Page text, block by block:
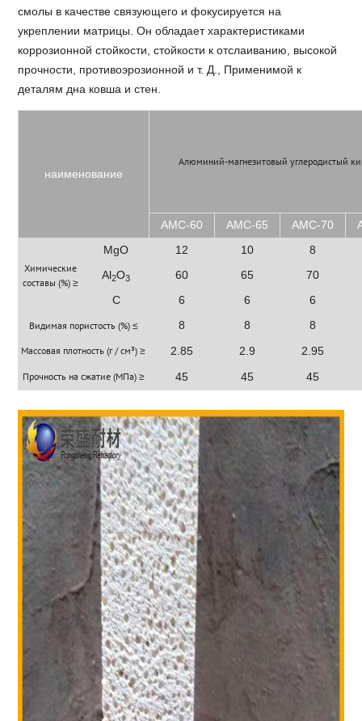
смолы в качестве связующего и фокусируется на
укреплении матрицы. Он обладает характеристиками
коррозионной стойкости, стойкости к отслаиванию, высокой
прочности, противоэрозионной и т. Д., Применимой к
деталям дна ковша и стен.
наименование
Алюминий-магнезитовый углеродистый
AMC-60 AMC-65 AMC-70
Химические
составы (%) ≥
MgO 12 10
8
Al2O3 60 65
70
C
6 6 6
Видимая пористость (%) ≤ 8 8 8
Массовая плотность (г / см³) ≥ 2.85 2.9 2.95
Прочность на сжатие (МПа) ≥ 45 45 45